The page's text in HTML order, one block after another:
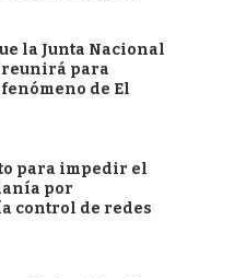
la Junta Nacional
reunirá para
de El
para impedir el
por
control de redes